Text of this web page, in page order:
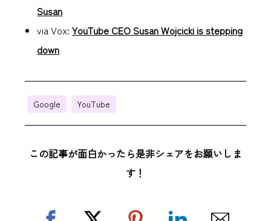
Susan
via Vox:YouTube CEO Susan Wojcicki is stepping
down
Google YouTube
この記事が面白かったら是非シェアをお願いしま
す！